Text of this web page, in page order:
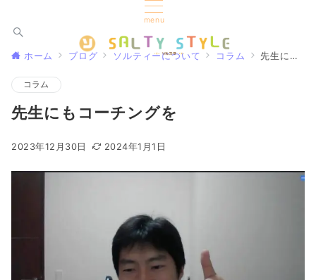
menu
ホーム ブログ ソルティーについて コラム 先生にもコーチングを
コラム
先生にもコーチングを
2023年12月30日 2024年1月1日